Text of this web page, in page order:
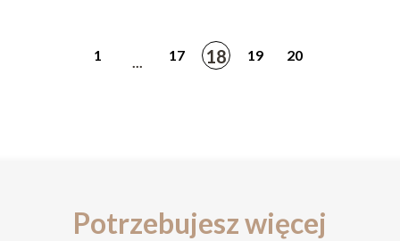
1 ... 17 18 19 20
Potrzebujesz więcej